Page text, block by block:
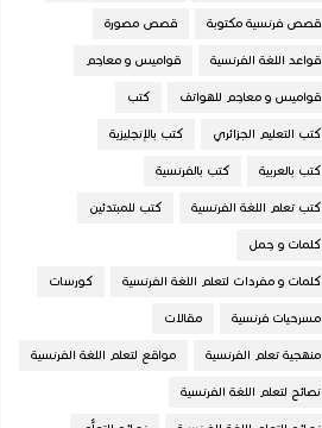
قصص فرنسية مكتوبة قصص مصورة
قواعد اللغة الفرنسية قواميس و معاجم
قواميس و معاجم للهواتف كتب
كتب التعليم الجزائري كتب بالإنجليزية
كتب بالعربية كتب بالفرنسية
كتب تعلم اللغة الفرنسية كتب للمبتدئين
كلمات و جمل
كلمات و مفردات لتعلم اللغة الفرنسية كورسات
مسرحيات فرنسية مقالات
منهجية تعلم الفرنسية مواقع لتعلم اللغة الفرنسية
نصائح لتعلم اللغة الفرنسية